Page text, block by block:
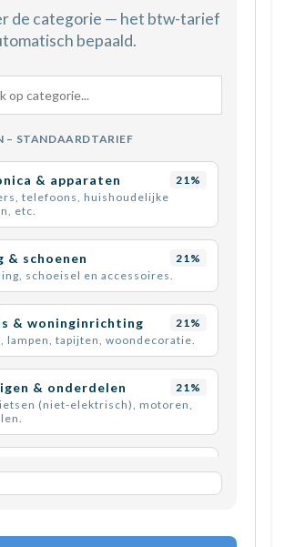
de categorie — het btw-tarief
bepaald.
– STANDAARDTARIEF
& apparaten
21%
telefoons, huishoudelijke
etc.
& schoenen
21%
schoeisel en accessoires.
& woninginrichting
21%
lampen, tapijten, woondecoratie.
& onderdelen
21%
(niet-elektrisch), motoren,
21%
parfum, haarverzorging,